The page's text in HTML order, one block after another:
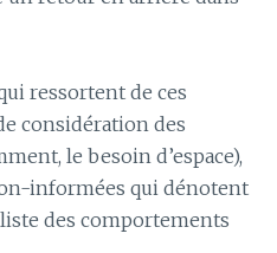
ressortent de ces
considération des
le besoin d’espace),
informées qui dénotent
des comportements